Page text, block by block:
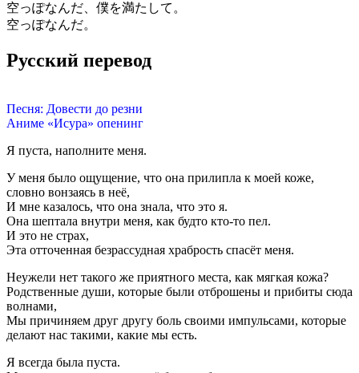
空っぽなんだ、僕を満たして。
空っぽなんだ。
Русский перевод
Песня: Довести до резни
Аниме «Исура» опенинг
Я пуста, наполните меня.
У меня было ощущение, что она прилипла к моей коже,
словно вонзаясь в неё,
И мне казалось, что она знала, что это я.
Она шептала внутри меня, как будто кто-то пел.
И это не страх,
Эта отточенная безрассудная храбрость спасёт меня.
Неужели нет такого же приятного места, как мягкая кожа?
Родственные души, которые были отброшены и прибиты сюда
волнами,
Мы причиняем друг другу боль своими импульсами, которые
делают нас такими, какие мы есть.
Я всегда была пуста.